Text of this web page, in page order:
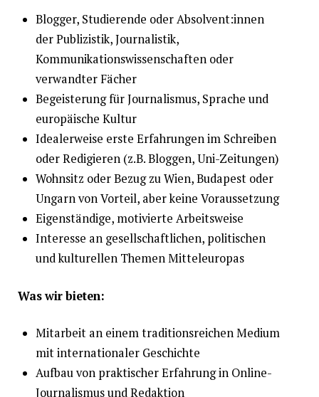
Blogger, Studierende oder Absolvent:innen
der Publizistik, Journalistik,
Kommunikationswissenschaften oder
verwandter Fächer
Begeisterung für Journalismus, Sprache und
europäische Kultur
Idealerweise erste Erfahrungen im Schreiben
oder Redigieren (z.B. Bloggen, Uni-Zeitungen)
Wohnsitz oder Bezug zu Wien, Budapest oder
Ungarn von Vorteil, aber keine Voraussetzung
Eigenständige, motivierte Arbeitsweise
Interesse an gesellschaftlichen, politischen
und kulturellen Themen Mitteleuropas
Was wir bieten:
Mitarbeit an einem traditionsreichen Medium
mit internationaler Geschichte
Aufbau von praktischer Erfahrung in Online-
Journalismus und Redaktion